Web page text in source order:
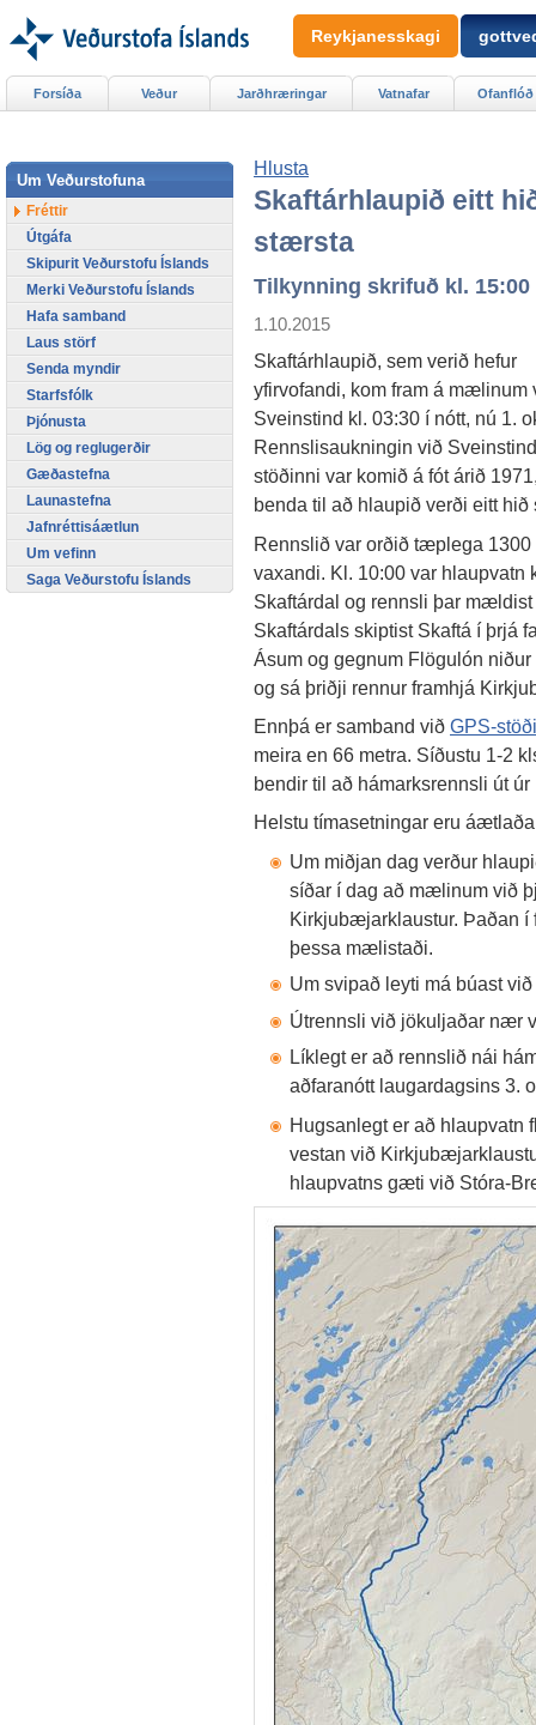
Hlusta
Skaftárhlaupið eitt
stærsta
Tilkynning skrifuð kl. 15:00
1.10.2015
Skaftárhlaupið, sem verið hefur
yfirvofandi, kom fram á mælinum
Sveinstind kl. 03:30 í nótt, nú 1.
Rennslisaukningin við
stöðinni var komið á fót árið
benda til að hlaupið verði eitt
Rennslið var orðið tæplega 1300
vaxandi. Kl. 10:00 var
Skaftárdal og rennsli þar
Skaftárdals skiptist Skaftá í þrjá
Ásum og gegnum Flögulón
og sá þriðji rennur framhjá
Ennþá er samband við GPS-
meira en 66 metra. Síðustu 1-2
bendir til að hámarksrennsli út
Helstu tímasetningar eru
Um miðjan dag verður
síðar í dag að mælinum við
Kirkjubæjarklaustur. Þaðan í
þessa mælistaði.
Um svipað leyti má búast
Útrennsli við jökuljaðar nær
Líklegt er að rennslið nái
aðfaranótt laugardagsins 3.
Hugsanlegt er að hlaupvatn
vestan við
hlaupvatns gæti við Stóra-
Forsíða Veður Jarðhræringar Vatnafar Ofanflóð
Um Veðurstofuna
Fréttir
Útgáfa
Skipurit Veðurstofu Íslands
Merki Veðurstofu Íslands
Hafa samband
Laus störf
Senda myndir
Starfsfólk
Þjónusta
Lög og reglugerðir
Gæðastefna
Launastefna
Jafnréttisáætlun
Um vefinn
Saga Veðurstofu Íslands
Reykjanesskagi